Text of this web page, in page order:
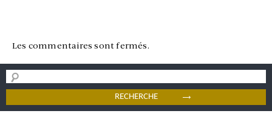
Les commentaires sont fermés.